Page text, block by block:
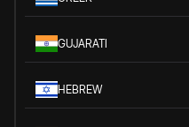
GUJARATI
HEBREW